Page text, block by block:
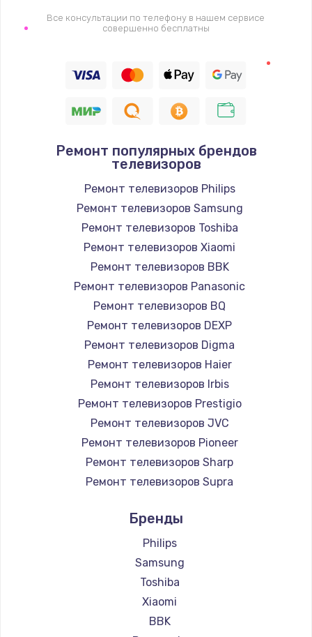
1400 руб.
Восстановление цепи питания, пайка
Заказать
Программный ремонт/прошивка
Замена Bluetooth/Wi-Fi модуля
Заказать
Замена картридера
890 руб.
Заказать
Замена микросхемы NFC
1100 руб.
Заказать
Замена шим-контроллера
Заказать
Настройка Wi-Fi
1030 руб.
Заказать
Все консультации по телефону в нашем сервисе
совершенно бесплатны
Ремонт популярных брендов
телевизоров
Ремонт телевизоров Philips
Ремонт телевизоров Samsung
Ремонт телевизоров Toshiba
Ремонт телевизоров Xiaomi
Ремонт телевизоров BBK
Ремонт телевизоров Panasonic
Ремонт телевизоров BQ
Ремонт телевизоров DEXP
Ремонт телевизоров Digma
Ремонт телевизоров Haier
Ремонт телевизоров Irbis
Ремонт телевизоров Prestigio
Ремонт телевизоров JVC
Ремонт телевизоров Pioneer
Ремонт телевизоров Sharp
Ремонт телевизоров Supra
Ремонт телевизоров Hisense
Ремонт телевизоров Daewoo
Ремонт телевизоров Centek
Ремонт телевизоров Telefunken
Ремонт телевизоров Hyundai
Ремонт телевизоров Doffler
Бренды
Philips
Samsung
Toshiba
Xiaomi
BBK